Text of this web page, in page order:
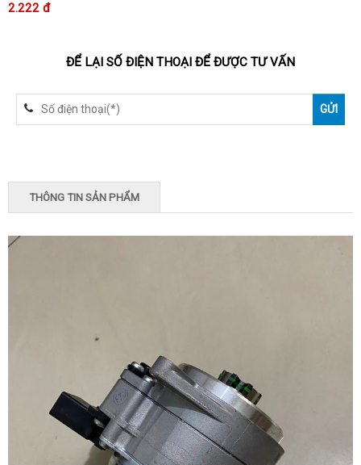
2.222 đ
ĐỂ LẠI SỐ ĐIỆN THOẠI ĐỂ ĐƯỢC TƯ VẤN
THÔNG TIN SẢN PHẨM